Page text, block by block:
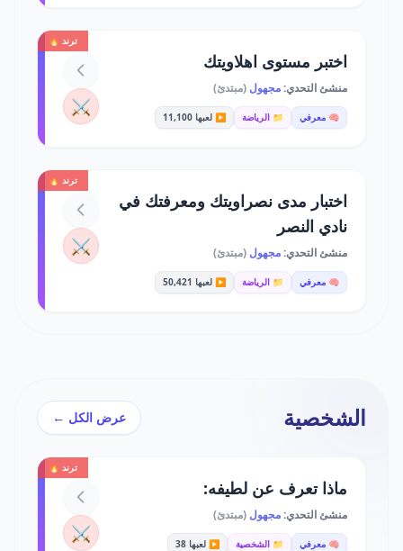
ترند 🔥
اختبر مستوى اهلاويتك
منشئ التحدي:مجهول (مبتدئ)
🧠 معرفي 📁 الرياضة ▶️ لعبها 11,100 ⚔️
ترند 🔥
اختبار مدى نصراويتك ومعرفتك في
نادي النصر
منشئ التحدي:مجهول (مبتدئ)
🧠 معرفي 📁 الرياضة ▶️ لعبها 50,421
⚔️
الشخصية عرض الكل ←
ترند 🔥
ماذا تعرف عن لطيفه:
منشئ التحدي:مجهول (مبتدئ)
🧠 معرفي 📁 الشخصية ▶️ لعبها 38 ⚔️